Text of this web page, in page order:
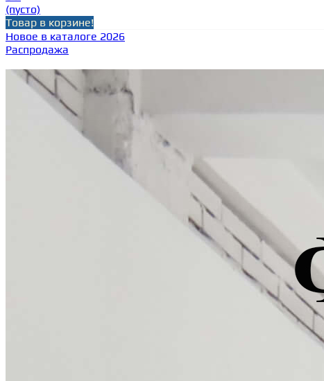
(пусто)
Товар в корзине!
Новое в каталоге 2026
Распродажа